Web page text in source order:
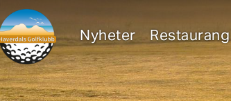
Nyheter Restaurang